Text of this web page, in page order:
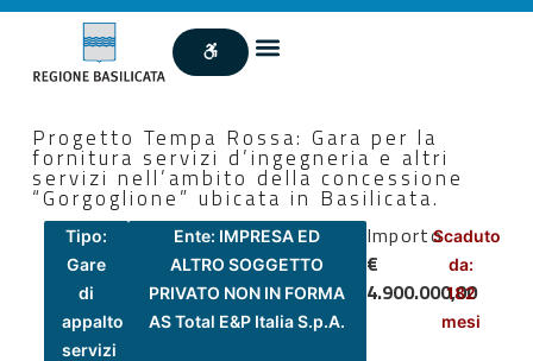
Progetto Tempa Rossa: Gara per la
fornitura servizi d’ingegneria e altri
servizi nell’ambito della concessione
“Gorgoglione” ubicata in Basilicata.
Tipo:
Gare
di
appalto
servizi
Ente: IMPRESA ED
ALTRO SOGGETTO
PRIVATO NON IN FORMA
AS Total E&P Italia S.p.A.
Importo
€
4.900.000,00
Scaduto
da:
182
mesi